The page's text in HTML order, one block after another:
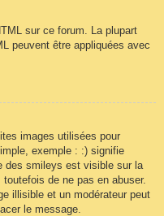
sur ce forum. La plupart
peuvent être appliquées avec
images utilisées pour
exemple : :) signifie
des smileys est visible sur la
de ne pas en abuser.
illisible et un modérateur peut
le message.